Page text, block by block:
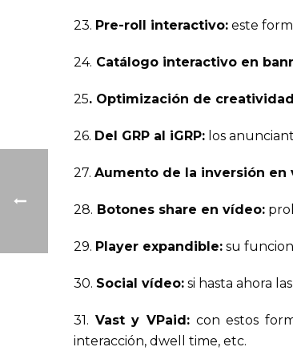
23. Pre-roll interactivo: este
24. Catálogo interactivo en
25. Optimización de
26. Del GRP al iGRP: los
27. Aumento de la inversión en
28. Botones share en vídeo:
29. Player expandible: su
30. Social vídeo: si hasta ahora
31. Vast y VPaid:con estos
interacción, dwell time, etc.